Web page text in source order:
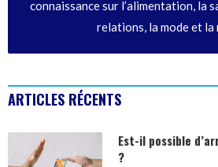
connaissance sur l’alimentation, la
relations, la mode et la
ARTICLES RÉCENTS
Est-il possible
?